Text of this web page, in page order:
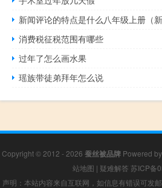
新闻评论的特点是什么八年级上册（
消费税征税范围有哪些
过年了怎么画水果
瑶族带徒弟拜年怎么说
Copyright © 2012 - 2026 蚕丝被品牌 Powered by
站地图 | 疑难解答 苏ICP备
声明：本站内容来自互联网，如信息有错误可发